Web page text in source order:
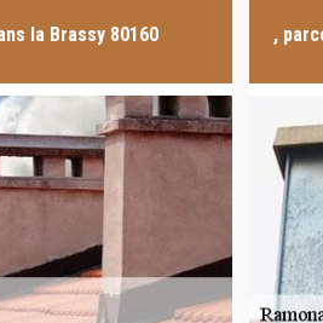
la Brassy 80160 ,